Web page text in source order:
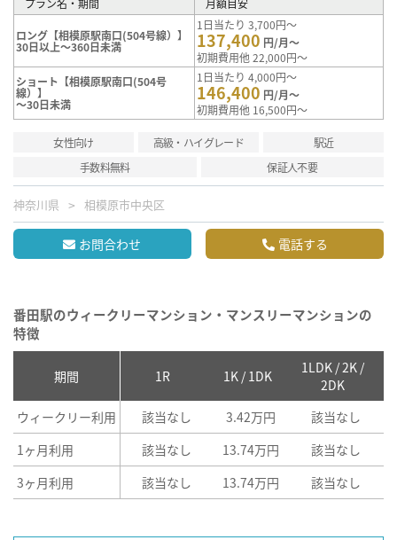
プラン名・期間 月額目安
ロング【相模原駅南口(504号線）】
30日以上～360日未満
1日当たり 3,700円～
137,400 円/月～
初期費用他 22,000円～
ショート【相模原駅南口(504号
線）】
～30日未満
1日当たり 4,000円～
146,400 円/月～
初期費用他 16,500円～
女性向け 高級・ハイグレード
駅近
手数料無料
保証人不要
神奈川県 相模原市中央区
お問合わせ 電話する
番田駅のウィークリーマンション・マンスリーマンションの
特徴
期間 1R 1K / 1DK
1LDK / 2K /
2DK
ウィークリー利用 該当なし 3.42万円 該当なし
1ヶ月利用
該当なし 13.74万円 該当なし
3ヶ月利用
該当なし 13.74万円 該当なし